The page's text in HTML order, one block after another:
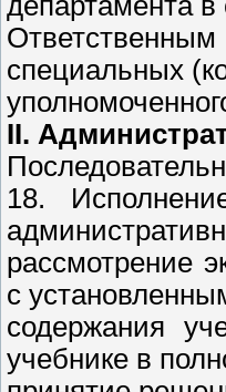
Ответственным
специальных
II.
18.
рассмотрение
с
содержания
учебнике в